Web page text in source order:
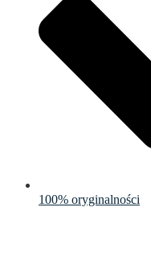
100% oryginalności